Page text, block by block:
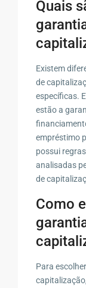
Quais
Existem
de
específicas.
estão a
empréstimo
possui
analisadas
de
Como
Para